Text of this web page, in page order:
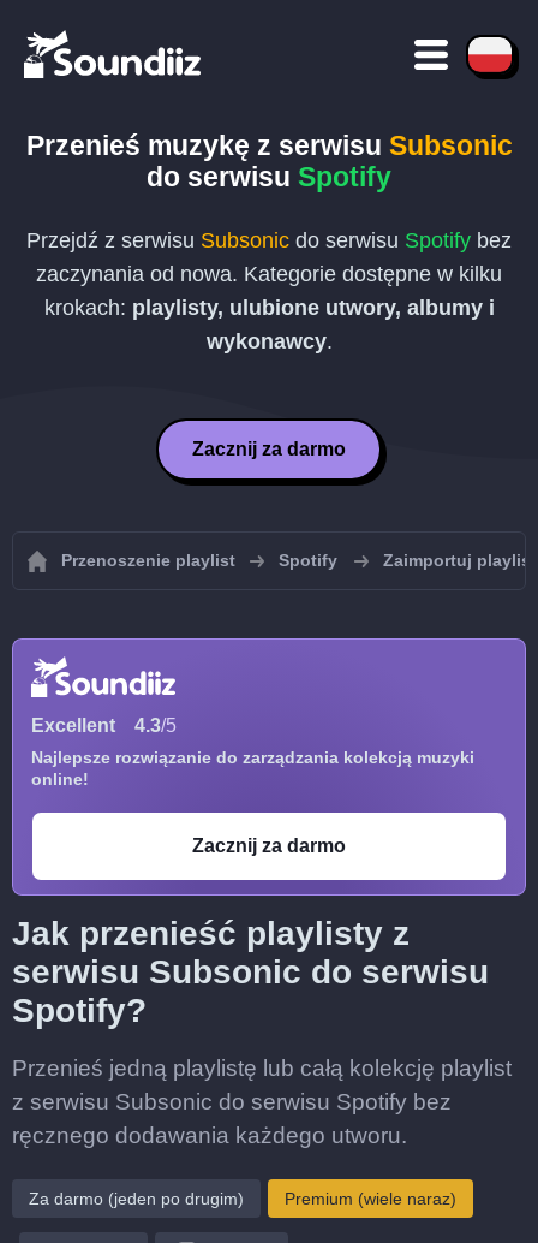
Przenieś muzykę z serwisu Subsonic
do serwisu Spotify
Przejdź z serwisu Subsonic do serwisu Spotify bez
zaczynania od nowa. Kategorie dostępne w kilku
krokach: playlisty, ulubione utwory, albumy i
wykonawcy.
Zacznij za darmo
Przenoszenie playlist Spotify Zaimportuj
Excellent 4.3/5
Najlepsze rozwiązanie do zarządzania kolekcją muzyki
online!
Zacznij za darmo
Jak przenieść playlisty z
serwisu Subsonic do serwisu
Spotify?
Przenieś jedną playlistę lub całą kolekcję playlist
z serwisu Subsonic do serwisu Spotify bez
ręcznego dodawania każdego utworu.
Za darmo (jeden po drugim) Premium (wiele naraz)